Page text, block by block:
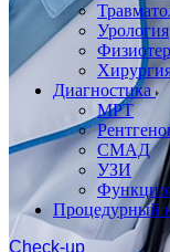
Урология
Диагностика
МРТ
СМАД
УЗИ
Процедурный
Cheсk-up